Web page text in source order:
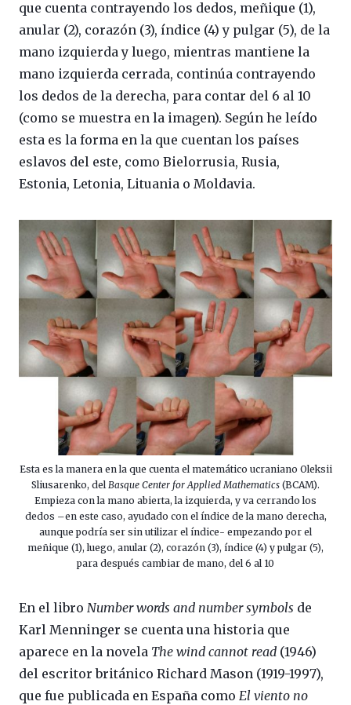
que cuenta contrayendo los dedos, meñique (1),
anular (2), corazón (3), índice (4) y pulgar (5), de la
mano izquierda y luego, mientras mantiene la
mano izquierda cerrada, continúa contrayendo
los dedos de la derecha, para contar del 6 al 10
(como se muestra en la imagen). Según he leído
esta es la forma en la que cuentan los países
eslavos del este, como Bielorrusia, Rusia,
Estonia, Letonia, Lituania o Moldavia.
Esta es la manera en la que cuenta el matemático ucraniano Oleksii
Sliusarenko, del Basque Center for Applied Mathematics (BCAM).
Empieza con la mano abierta, la izquierda, y va cerrando los
dedos –en este caso, ayudado con el índice de la mano derecha,
aunque podría ser sin utilizar el índice- empezando por el
meñique (1), luego, anular (2), corazón (3), índice (4) y pulgar (5),
para después cambiar de mano, del 6 al 10
En el libro Number words and number symbols de
Karl Menninger se cuenta una historia que
aparece en la novela The wind cannot read (1946)
del escritor británico Richard Mason (1919-1997),
que fue publicada en España como El viento no